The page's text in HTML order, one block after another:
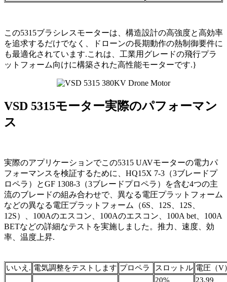
この5315ブラシレスモーターは、構造設計の高強度と高効率
を追求するだけでなく、ドローンの長期動作の熱制御要件に
も最適化されています.これは、工業用グレードの飛行プラ
ットフォーム向けに構築された高性能モーターです.}
VSD 5315モーター実際のパフォーマン
ス
実際のアプリケーションでこの5315 UAVモーターの電力パ
フォーマンスを検証するために、HQ15X 7-3（3ブレードプ
ロペラ）とGF 1308-3（3ブレードプロペラ）を含む4つの主
流のブレードの組み合わせで、異なる電圧プラットフォーム
などの異なる電圧プラットフォーム（6S、12S、12S、
12S）、100Aのエスコン、100Aのエスコン、100A bet、100A
BETなどの詳細なテストを実施しました。推力、速度、効
率、温度上昇.
いいえ. 電気調整をテストします プロペラ スロットル 電圧（V
20%
23.99